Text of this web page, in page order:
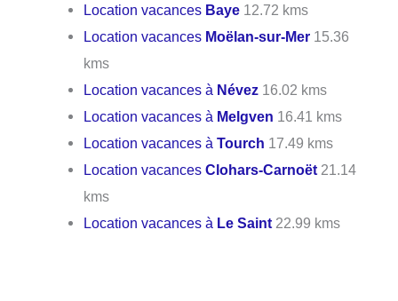
Location vacances Baye 12.72 kms
Location vacances Moëlan-sur-Mer 15.36
kms
Location vacances à Névez 16.02 kms
Location vacances à Melgven 16.41 kms
Location vacances àTourch 17.49 kms
Location vacancesClohars-Carnoët 21.14
kms
Location vacances à Le Saint 22.99 kms